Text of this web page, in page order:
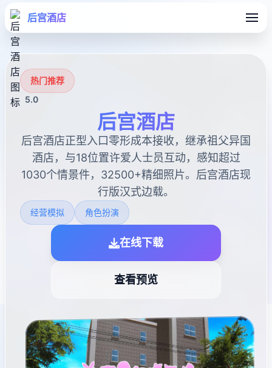
后宫酒店
热门推荐
5.0
后宫酒店
后宫酒店正型入口零形成本接收，继承祖父异国
酒店，与18位置许爱人士员互动，感知超过
1030个情景件，32500+精细照片。后宫酒店现
行版汉式边载。
经营模拟 角色扮演
在线下载
查看预览